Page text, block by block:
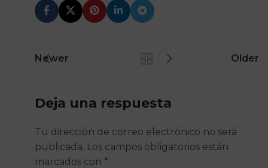
Newer Older
Deja una respuesta
Tu dirección de correo electrónico no será
publicada. Los campos obligatorios están
marcados con *